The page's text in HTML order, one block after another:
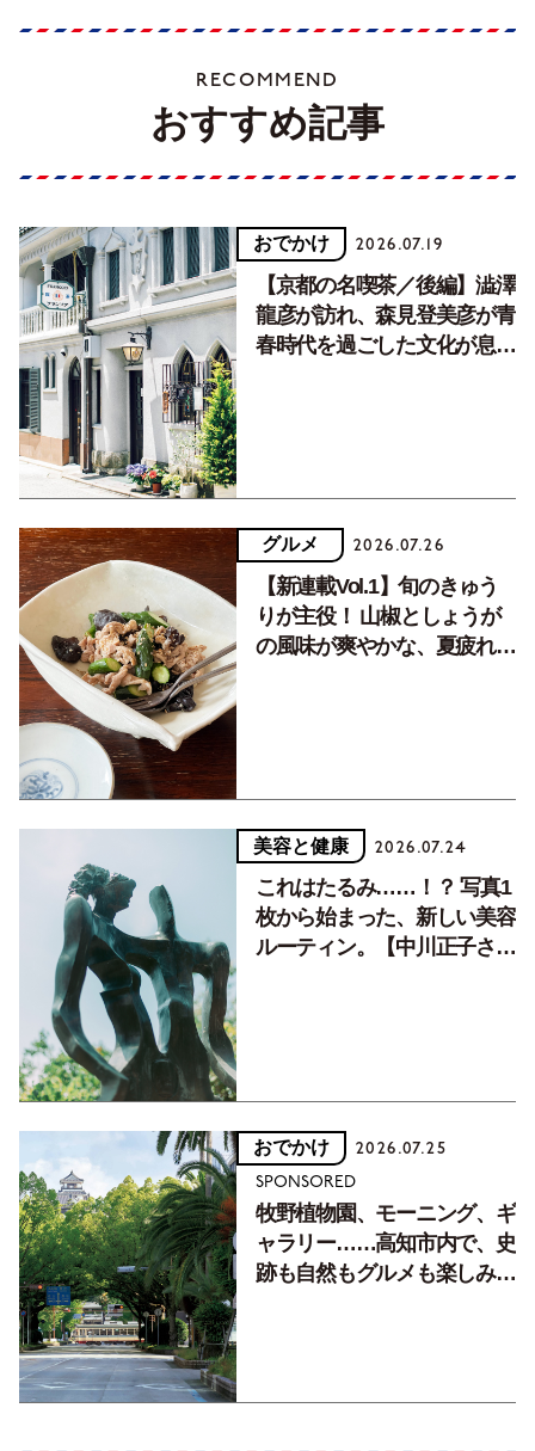
RECOMMEND
おすすめ記事
おでかけ 2026.07.19
【京都の名喫茶／後編】澁澤
龍彦が訪れ、森見登美彦が青
春時代を過ごした文化が息づ
グルメ 2026.07.26
【新連載Vol.1】旬のきゅう
りが主役！ 山椒としょうが
の風味が爽やかな、夏疲れを
美容と健康 2026.07.24
これはたるみ……！？ 写真1
枚から始まった、新しい美容
ルーティン。【中川正子さん
おでかけ 2026.07.25
SPONSORED
牧野植物園、モーニング、ギ
ャラリー……高知市内で、史
跡も自然もグルメも楽しみ尽